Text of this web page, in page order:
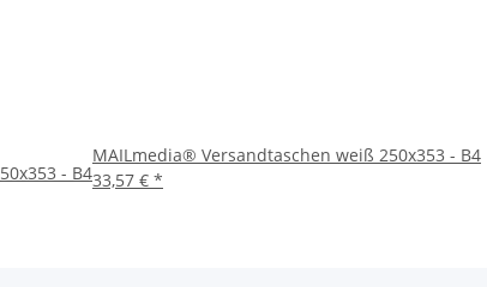
- B4
MAILmedia® Versandtaschen weiß 250x353 - B4
33,57 € *